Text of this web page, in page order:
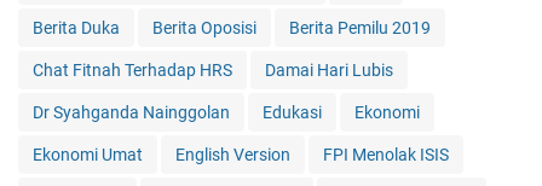
Berita Duka Berita Oposisi Berita Pemilu 2019
Chat Fitnah Terhadap HRS Damai Hari Lubis
Dr Syahganda Nainggolan Edukasi Ekonomi
Ekonomi Umat English Version FPI Menolak ISIS